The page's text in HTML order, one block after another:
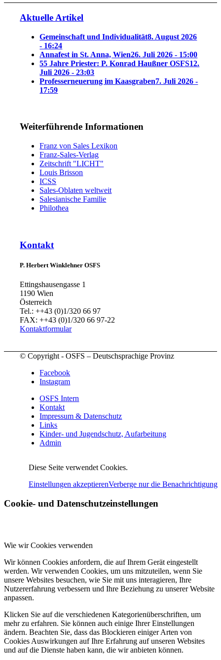
Aktuelle Artikel
Gemeinschaft und Individualität8. August 2026
- 16:24
Annafest in St. Anna, Wien26. Juli 2026 - 15:00
55 Jahre Priester: P. Konrad Haußner OSFS12.
Juli 2026 - 23:03
Professerneuerung im Kaasgraben7. Juli 2026 -
17:59
Weiterführende Informationen
Franz von Sales Lexikon
Franz-Sales-Verlag
Zeitschrift "LICHT"
Louis Brisson
ICSS
Sales-Oblaten weltweit
Salesianische Familie
Philothea
Kontakt
P. Herbert Winklehner OSFS
Ettingshausengasse 1
1190 Wien
Österreich
Tel.: ++43 (0)1/320 66 97
FAX: ++43 (0)1/320 66 97-22
Kontaktformular
© Copyright - OSFS – Deutschsprachige Provinz
Facebook
Instagram
OSFS Intern
Kontakt
Impressum & Datenschutz
Links
Kinder- und Jugendschutz, Aufarbeitung
Admin
Diese Seite verwendet Cookies.
Einstellungen akzeptierenVerberge nur die Benachrichtigung
Cookie- und Datenschutzeinstellungen
Wie wir Cookies verwenden
Wir können Cookies anfordern, die auf Ihrem Gerät eingestellt
werden. Wir verwenden Cookies, um uns mitzuteilen, wenn Sie
unsere Websites besuchen, wie Sie mit uns interagieren, Ihre
Nutzererfahrung verbessern und Ihre Beziehung zu unserer Website
anpassen.
Klicken Sie auf die verschiedenen Kategorienüberschriften, um
mehr zu erfahren. Sie können auch einige Ihrer Einstellungen
ändern. Beachten Sie, dass das Blockieren einiger Arten von
Cookies Auswirkungen auf Ihre Erfahrung auf unseren Websites
und auf die Dienste haben kann, die wir anbieten können.